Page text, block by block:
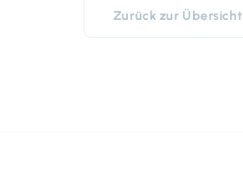
Zurück zur Übersicht